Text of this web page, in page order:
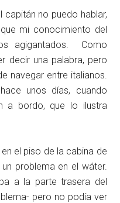
capitán no puedo hablar,
mi conocimiento del
agigantados. Como
decir una palabra, pero
navegar entre italianos.
unos días, cuando
a bordo, que lo ilustra
el piso de la cabina de
problema en el wáter.
a la parte trasera del
pero no podía ver